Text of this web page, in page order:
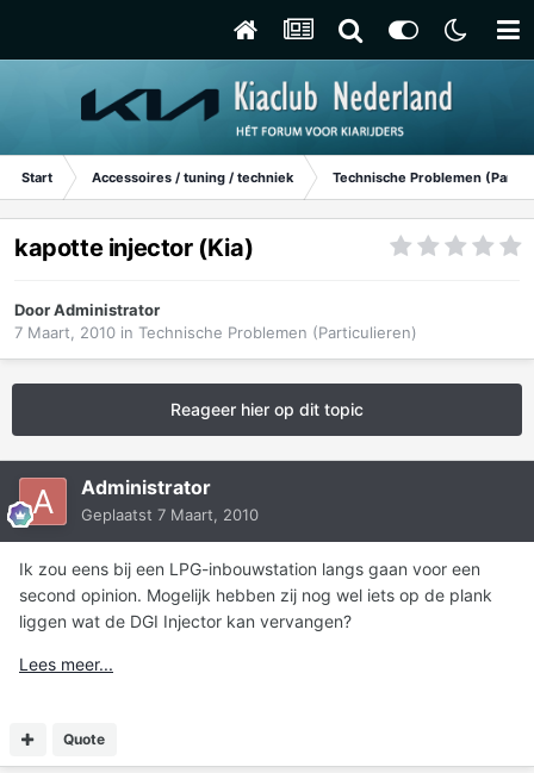
Start Accessoires / tuning / techniek Technische Problemen
kapotte injector (Kia)
DoorAdministrator
7 Maart, 2010 in Technische Problemen (Particulieren)
Reageer hier op dit topic
Administrator
Geplaatst 7 Maart, 2010
Ik zou eens bij een LPG-inbouwstation langs gaan voor een
second opinion. Mogelijk hebben zij nog wel iets op de plank
liggen wat de DGI Injector kan vervangen?
Lees meer...
Quote